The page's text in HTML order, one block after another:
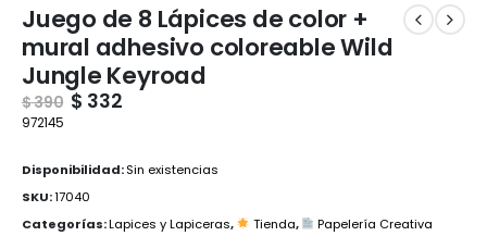
Juego de 8 Lápices de color +
mural adhesivo coloreable Wild
Jungle Keyroad
$390 $ 332
972145
Disponibilidad:Sin existencias
SKU:17040
Categorías:Lapices y Lapiceras, Tienda, Papelería Creativa